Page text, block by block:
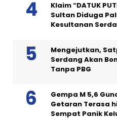
Klaim “DATUK
Sultan Diduga
Kesultanan
Mengejutkan,
Serdang Akan
Tanpa PBG
Gempa M 5,6
Getaran Terasa
Sempat Panik